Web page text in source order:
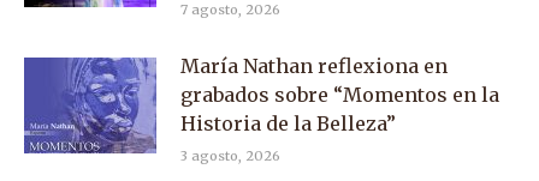
7 agosto, 2026
María Nathan reflexiona en
grabados sobre “Momentos en la
Historia de la Belleza”
3 agosto, 2026